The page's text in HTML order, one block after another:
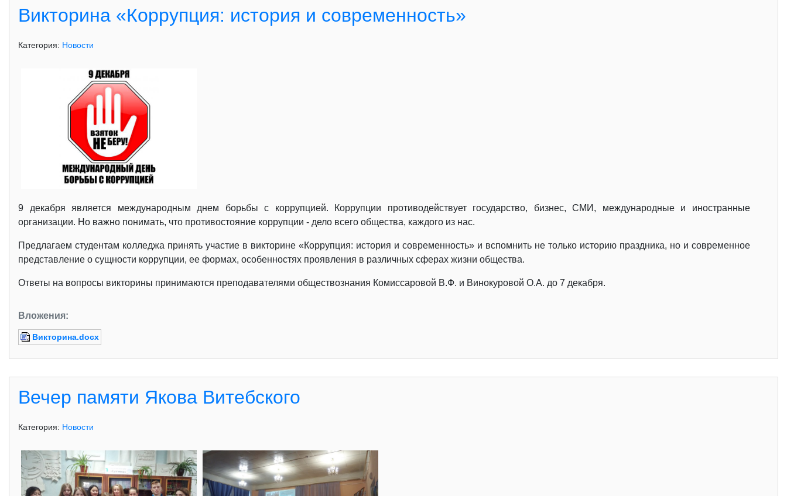
Викторина «Коррупция: история и современность»
Категория: Новости
9 декабря является международным днем борьбы с коррупцией. Коррупции противодействует государство, бизнес, СМИ, международные и иностранные
организации. Но важно понимать, что противостояние коррупции - дело всего общества, каждого из нас.
Предлагаем студентам колледжа принять участие в викторине «Коррупция: история и современность» и вспомнить не только историю праздника, но и современное
представление о сущности коррупции, ее формах, особенностях проявления в различных сферах жизни общества.
Ответы на вопросы викторины принимаются преподавателями обществознания Комиссаровой В.Ф. и Винокуровой О.А. до 7 декабря.
Вложения:
Викторина.docx
Вечер памяти Якова Витебского
Категория: Новости